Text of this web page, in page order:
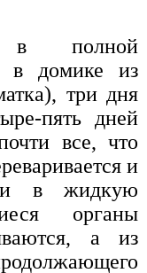
в полной
в домике из
три дня
пять дней
все, что
и
в жидкую
органы
а из